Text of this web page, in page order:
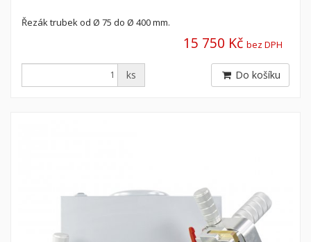
Řezák trubek od Ø 75 do Ø 400 mm.
15 750 Kč bez DPH
ks Do košíku